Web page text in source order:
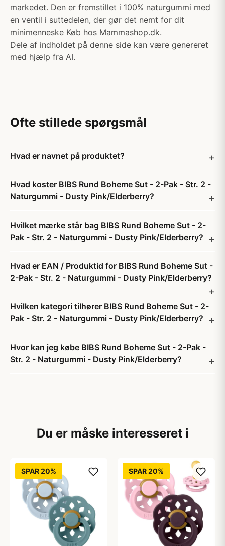
markedet. Den er fremstillet i 100% naturgummi med
en ventil i suttedelen, der gør det nemt for dit
minimenneske Køb hos Mammashop.dk.
Dele af indholdet på denne side kan være genereret
med hjælp fra AI.
Ofte stillede spørgsmål
Hvad er navnet på produktet?
Hvad koster BIBS Rund Boheme Sut - 2-Pak - Str. 2 -
Naturgummi - Dusty Pink/Elderberry?
Hvilket mærke står bag BIBS Rund Boheme Sut - 2-
Pak - Str. 2 - Naturgummi - Dusty Pink/Elderberry?
Hvad er EAN / Produktid for BIBS Rund Boheme Sut -
2-Pak - Str. 2 - Naturgummi - Dusty Pink/Elderberry?
Hvilken kategori tilhører BIBS Rund Boheme Sut - 2-
Pak - Str. 2 - Naturgummi - Dusty Pink/Elderberry?
Hvor kan jeg købe BIBS Rund Boheme Sut - 2-Pak -
Str. 2 - Naturgummi - Dusty Pink/Elderberry?
Du er måske interesseret i
SPAR 20% SPAR 20%